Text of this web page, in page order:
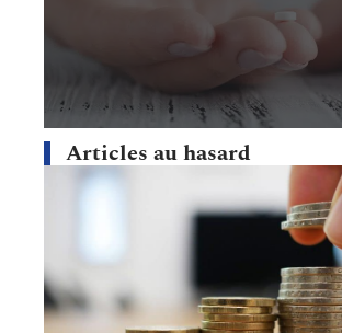
Articles au hasard